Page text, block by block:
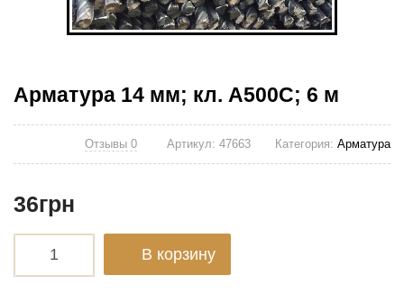
Арматура 14 мм; кл. А500С; 6 м
Отзывы 0 Артикул: 47663 Категория: Арматура
36грн
В корзину